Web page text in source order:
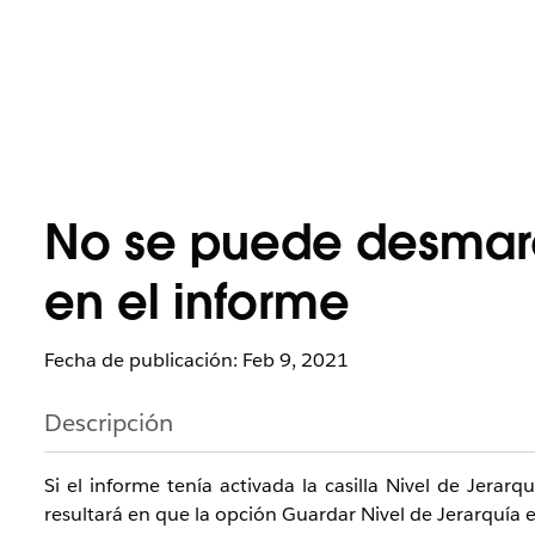
No se puede
en el informe
Fecha de publicación: Feb 9, 2021
Descripción
Si el informe tenía activada la casilla Nivel de
resultará en que la opción Guardar Nivel de Jerarquía